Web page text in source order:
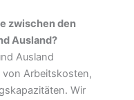
zwischen den
Ausland?
Ausland
Arbeitskosten,
Wir